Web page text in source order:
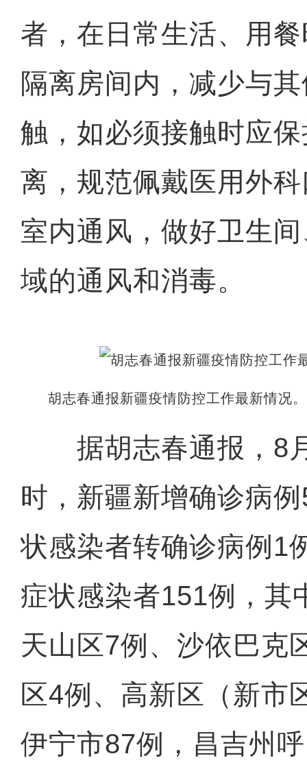
者，在日常生活、用
隔离房间内，减少与
触，如必须接触时应
离，规范佩戴医用外
室内通风，做好卫生
域的通风和消毒。
胡志春通报新疆疫情防控工作最新情况
据胡志春通报，8
时，新疆新增确诊病
状感染者转确诊病例1
症状感染者151例，其
天山区7例、沙依巴克
区4例、高新区（新市
伊宁市87例，昌吉州